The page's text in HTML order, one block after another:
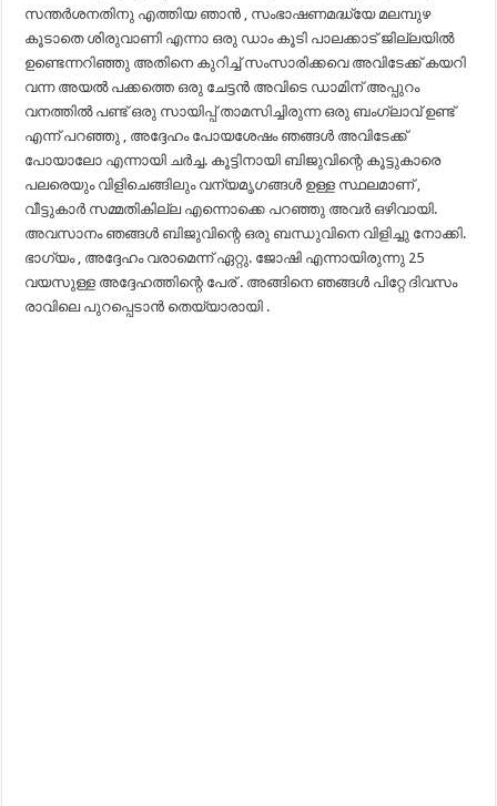
സന്തർശനതിനു എത്തിയ ഞാൻ , സംഭാഷണമദ്ധ്യേ മലമ്പുഴ
കൂടാതെ ശിരുവാണി എന്നാ ഒരു ഡാം കൂടി പാലക്കാട് ജില്ലയിൽ
ഉണ്ടെന്നറിഞ്ഞു അതിനെ കുറിച്ച് സംസാരിക്കവെ അവിടേക്ക് കയറി
വന്ന അയൽ പക്കത്തെ ഒരു ചേട്ടൻ അവിടെ ഡാമിന് അപ്പുറം
വനത്തിൽ പണ്ട് ഒരു സായിപ്പ് താമസിച്ചിരുന്ന ഒരു ബംഗ്ലാവ് ഉണ്ട്
എന്ന് പറഞ്ഞു , അദ്ദേഹം പോയശേഷം ഞങ്ങൾ അവിടേക്ക്
പോയാലോ എന്നായി ചർച്ച. കൂട്ടിനായി ബിജുവിന്റെ കൂട്ടുകാരെ
പലരെയും വിളിചെങ്ങിലും വന്യമൃഗങ്ങൾ ഉള്ള സ്ഥലമാണ് ,
വീട്ടുകാർ സമ്മതികില്ല എന്നൊക്കെ പറഞ്ഞു അവർ ഒഴിവായി.
അവസാനം ഞങ്ങൾ ബിജുവിന്റെ ഒരു ബന്ധുവിനെ വിളിച്ചു നോക്കി.
ഭാഗ്യം , അദ്ദേഹം വരാമെന്ന് ഏറ്റു. ജോഷി എന്നായിരുന്നു 25
വയസുള്ള അദ്ദേഹത്തിന്റെ പേര് . അങ്ങിനെ ഞങ്ങൾ പിറ്റേ ദിവസം
രാവിലെ പുറപ്പെടാൻ തെയ്യാരായി .